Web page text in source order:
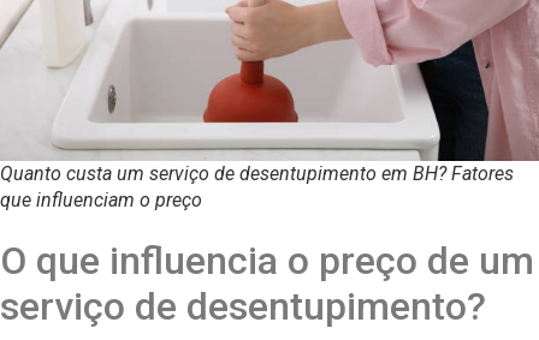
Quanto custa um serviço de desentupimento em BH? Fatores
que influenciam o preço
O que influencia o preço de um
serviço de desentupimento?